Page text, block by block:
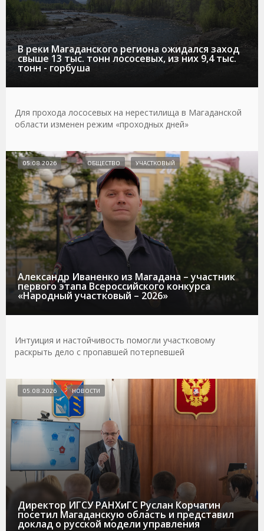
В реки Магаданского региона ожидался заход
свыше 13 тыс. тонн лососевых, из них 9,4 тыс.
тонн - горбуша
Для прохода лососевых на нерестилища в Магаданской
области изменен режим «проходных дней»
Александр Иваненко из Магадана – участник
первого этапа Всероссийского конкурса
«Народный участковый – 2026»
05.08.2026 ОБЩЕСТВО УЧАСТКОВЫЙ
Интуиция и настойчивость помогли участковому
раскрыть дело с пропавшей потерпевшей
Директор ИГСУ РАНХиГС Руслан Корчагин
посетил Магаданскую область и представил
доклад о русской модели управления
05.08.2026 НОВОСТИ